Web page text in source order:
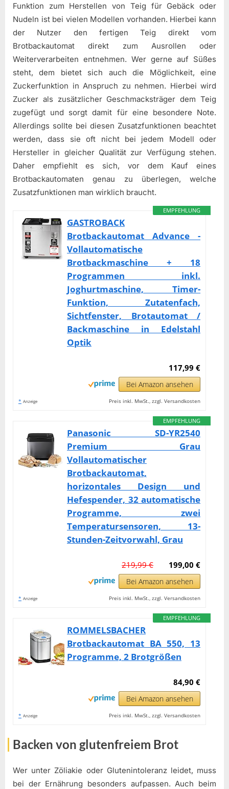
Funktion zum Herstellen von Teig für Gebäck oder
Nudeln ist bei vielen Modellen vorhanden. Hierbei kann
der Nutzer den fertigen Teig direkt vom
Brotbackautomat direkt zum Ausrollen oder
Weiterverarbeiten entnehmen. Wer gerne auf Süßes
steht, dem bietet sich auch die Möglichkeit, eine
Zuckerfunktion in Anspruch zu nehmen. Hierbei wird
Zucker als zusätzlicher Geschmacksträger dem Teig
zugefügt und sorgt damit für eine besondere Note.
Allerdings sollte bei diesen Zusatzfunktionen beachtet
werden, dass sie oft nicht bei jedem Modell oder
Hersteller in gleicher Qualität zur Verfügung stehen.
Daher empfiehlt es sich, vor dem Kauf eines
Brotbackautomaten genau zu überlegen, welche
Zusatzfunktionen man wirklich braucht.
EMPFEHLUNG
GASTROBACK
Brotbackautomat Advance -
Vollautomatische
Brotbackmaschine + 18
Programmen inkl.
Joghurtmaschine, Timer-
Funktion, Zutatenfach,
Sichtfenster, Brotautomat /
Backmaschine in Edelstahl
Optik
117,99 €
Bei Amazon ansehen
* Anzeige Preis inkl. MwSt., zzgl. Versandkosten
EMPFEHLUNG
Panasonic SD-YR2540
Premium Grau
Vollautomatischer
Brotbackautomat,
horizontales Design und
Hefespender, 32 automatische
Programme, zwei
Temperatursensoren, 13-
Stunden-Zeitvorwahl, Grau
199,00 €
219,99 €
Bei Amazon ansehen
* Anzeige Preis inkl. MwSt., zzgl. Versandkosten
EMPFEHLUNG
ROMMELSBACHER
Brotbackautomat BA 550, 13
Programme, 2 Brotgrößen
84,90 €
Bei Amazon ansehen
* Anzeige Preis inkl. MwSt., zzgl. Versandkosten
Backen von glutenfreiem Brot
Wer unter Zöliakie oder Glutenintoleranz leidet, muss
bei der Ernährung besonders aufpassen. Auch beim